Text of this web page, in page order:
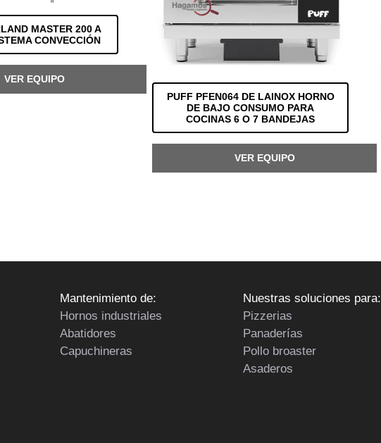
MASTER 200 A
CONVECCIÓN
VER EQUIPO
PUFF PFEN064 DE LAINOX HORNO
DE BAJO CONSUMO PARA
COCINAS 6 O 7 BANDEJAS
VER EQUIPO
Mantenimiento de:
Hornos industriales
Abatidores
Capuchineras
Nuestras soluciones para:
Pizzerias
Panaderías
Pollo broaster
Asaderos